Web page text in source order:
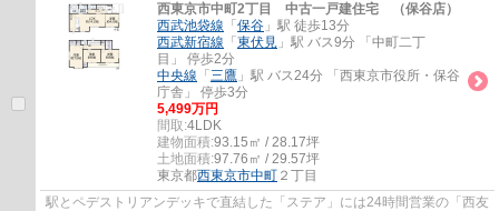
西東京市中町2丁目 中古一戸建住宅 （保谷店）
西武池袋線 「 保谷 」駅 徒歩13分
西武新宿線 「 東伏見 」駅 バス9分 「中町二丁
目」 停歩2分
中央線 「 三鷹 」駅 バス24分 「西東京市役所・保谷
庁舎」 停歩3分
5,499万円
間取:4LDK
建物面積:93.15㎡ / 28.17坪
土地面積:97.76㎡ / 29.57坪
東京都西東京市中町 ２丁目
駅とペデストリアンデッキで直結した「ステア」には24時間営業の「西友